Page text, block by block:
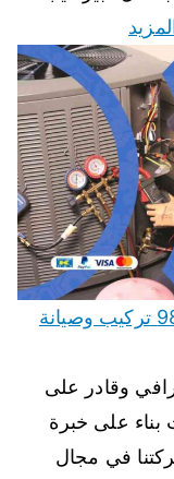
فني تكييف هندي السالمية 98548488 تركيب وصيانة
وقادر على
بناء على خبرة
في مجال